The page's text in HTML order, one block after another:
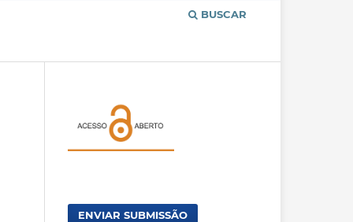
BUSCAR
ENVIAR SUBMISSÃO